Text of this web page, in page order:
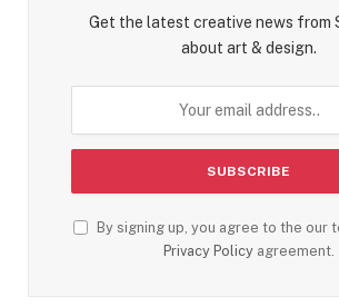
Get the latest creative news from
about art & design.
By signing up, you agree to the our
Privacy Policy agreement.